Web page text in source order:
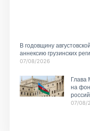
В годовщину
аннексию грузинских
07/08/2026
Глава
на
07/08/